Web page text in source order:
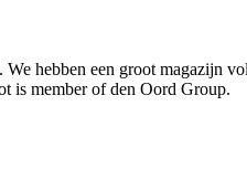
hebben een groot magazijn
is member of den Oord Group.